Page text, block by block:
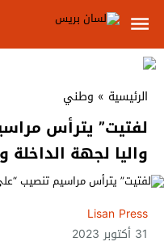
الرئيسية » وطني
لفتيت” يترأس
واليا لجهة
Lisan Press
31 أكتوبر 2023